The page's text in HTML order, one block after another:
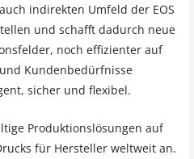
indirekten Umfeld der EOS
und schafft dadurch neue
noch effizienter auf
Kundenbedürfnisse
sicher und flexibel.
Produktionslösungen auf
für Hersteller weltweit an.